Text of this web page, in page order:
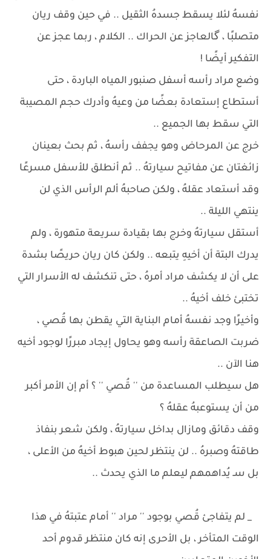
نفسهُ لئلا يسقط جسدهُ الثقيل .. في حين وقف ريان
متصلبًا ، گالعاجز عن الحراك .. الكلام ، ربما عجز عن
التفكير أيضًا !
وضع مراد رأسه أسفل صنبور المياه الباردة ، حتى
أستطاع إستعادة بعضًا من وعيهُ وأدرك حجم المصيبة
التي سقط بها الجميع ..
خرج عن المرحاض وهو يجفف رأسهُ ، ثم بحث بعينان
زائغتان عن مفاتيح سيارتهُ .. ثم أنطلق للأسفل مسرعًا
وقد أستعاد عقلهُ ، ولكن صاحبهُ ألم الرأس الذي لن
ينتهي الليلة ..
أستقل سيارتهُ وخرج بها بقيادة سريعة متهورة ، ولم
يدرك البتة أن أخيهِ يتبعه .. ولكن كان ريان حريصًا بشدة
على أن لا يكشف مراد أمرهُ ، حتى تنكشف له الأسرار التي
تختبئ خلف أخيهُ ..
وأخيرًا وجد نفسهُ أمام البناية التي يقطن بها قُصي ،
ضربت الصاعقة رأسه وهو يحاول إيجاد مبررًا لوجود أخيه
هنا الآن ..
هل سيطلب المساعدة من '' قُصي '' ؟ أم إن الأمر أكبر
من أن يستوعبهُ عقلهُ ؟
وقف دقائق ومازال بداخل سيارتهُ ، ولكن شعر بنفاذ
طاقتهُ وصبرهُ .. لن ينتظر لحين هبوط أخيهُ من الأعلى ،
بل سـ يُداهمهم ليعلم ما الذي يحدث ..
_ لم يتفاجئ قُصي بوجود '' مراد '' أمام عتبتهُ في هذا
الوقت المتأخر ، بل الأحرى إنه كان منتظر قدوم أحد